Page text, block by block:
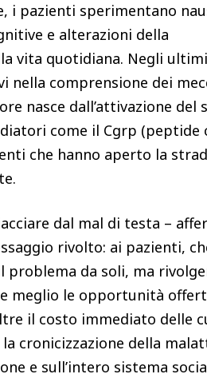
i pazienti sperimentano
e alterazioni della
vita quotidiana. Negli
nella comprensione dei
nasce dall’attivazione del
come il Cgrp (peptide
che hanno aperto la
dal mal di testa –
rivolto: ai pazienti,
problema da soli, ma
meglio le opportunità
il costo immediato delle
cronicizzazione della
e sull’intero sistema